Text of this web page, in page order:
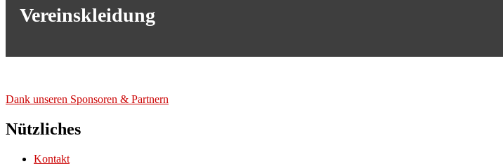
Vereinskleidung
Dank unse­ren Spon­so­ren & Part­nern
Nützliches
Kontakt